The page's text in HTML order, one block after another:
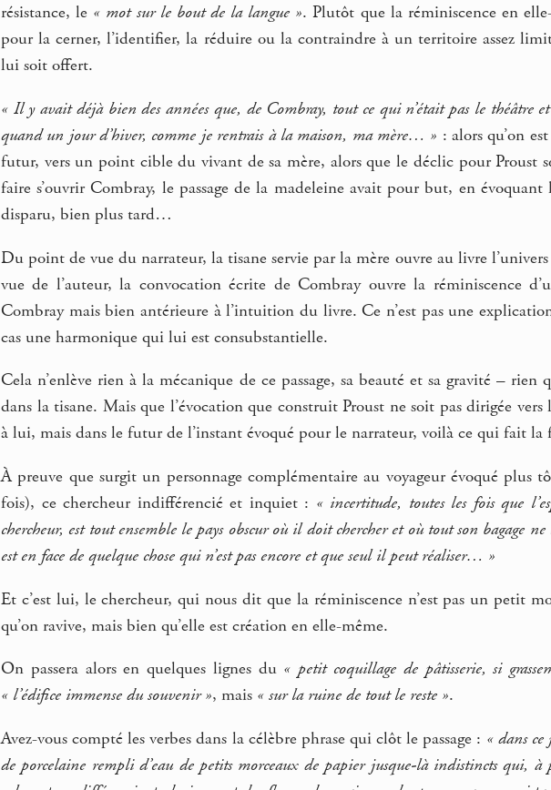
résistance, le « mot sur le bout de la langue ». Plutôt que la réminiscence en
pour la cerner, l’identifier, la réduire ou la contraindre à un territoire assez
lui soit offert.
« Il y avait déjà bien des années que, de Combray, tout ce qui n’était pas le théâtre
quand un jour d’hiver, comme je rentrais à la maison, ma mère… » : alors qu’on
futur, vers un point cible du vivant de sa mère, alors que le déclic pour Proust
faire s’ouvrir Combray, le passage de la madeleine avait pour but, en
disparu, bien plus tard…
Du point de vue du narrateur, la tisane servie par la mère ouvre au livre
vue de l’auteur, la convocation écrite de Combray ouvre la réminiscence
Combray mais bien antérieure à l’intuition du livre. Ce n’est pas une
cas une harmonique qui lui est consubstantielle.
Cela n’enlève rien à la mécanique de ce passage, sa beauté et sa gravité – rien
dans la tisane. Mais que l’évocation que construit Proust ne soit pas dirigée vers
à lui, mais dans le futur de l’instant évoqué pour le narrateur, voilà ce qui fait la
À preuve que surgit un personnage complémentaire au voyageur évoqué plus
fois), ce chercheur indifférencié et inquiet : « incertitude, toutes les fois que
chercheur, est tout ensemble le pays obscur où il doit chercher et où tout son bagage
est en face de quelque chose qui n’est pas encore et que seul il peut réaliser… »
Et c’est lui, le chercheur, qui nous dit que la réminiscence n’est pas un petit
qu’on ravive, mais bien qu’elle est création en elle-même.
On passera alors en quelques lignes du « petit coquillage de pâtisserie, si
« l’édifice immense du souvenir », mais « sur la ruine de tout le reste ».
Avez-vous compté les verbes dans la célèbre phrase qui clôt le passage : « dans
de porcelaine rempli d’eau de petits morceaux de papier jusque-là indistincts qui, à